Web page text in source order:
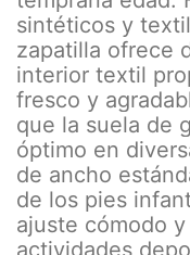
sintéticos y
zapatilla ofrece
interior textil
fresco y
que la suela de
óptimo en
de ancho
de los pies
ajuste cómodo
actividades